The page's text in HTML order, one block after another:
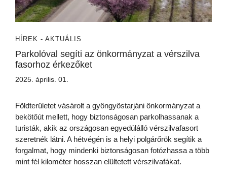
HÍREK - AKTUÁLIS
Parkolóval segíti az önkormányzat a vérszilva
fasorhoz érkezőket
2025. április. 01.
Földterületet vásárolt a gyöngyöstarjáni önkormányzat a
bekötőút mellett, hogy biztonságosan parkolhassanak a
turisták, akik az országosan egyedülálló vérszilvafasort
szeretnék látni. A hétvégén is a helyi polgárőrök segítik a
forgalmat, hogy mindenki biztonságosan fotózhassa a több
mint fél kilométer hosszan elültetett vérszilvafákat.